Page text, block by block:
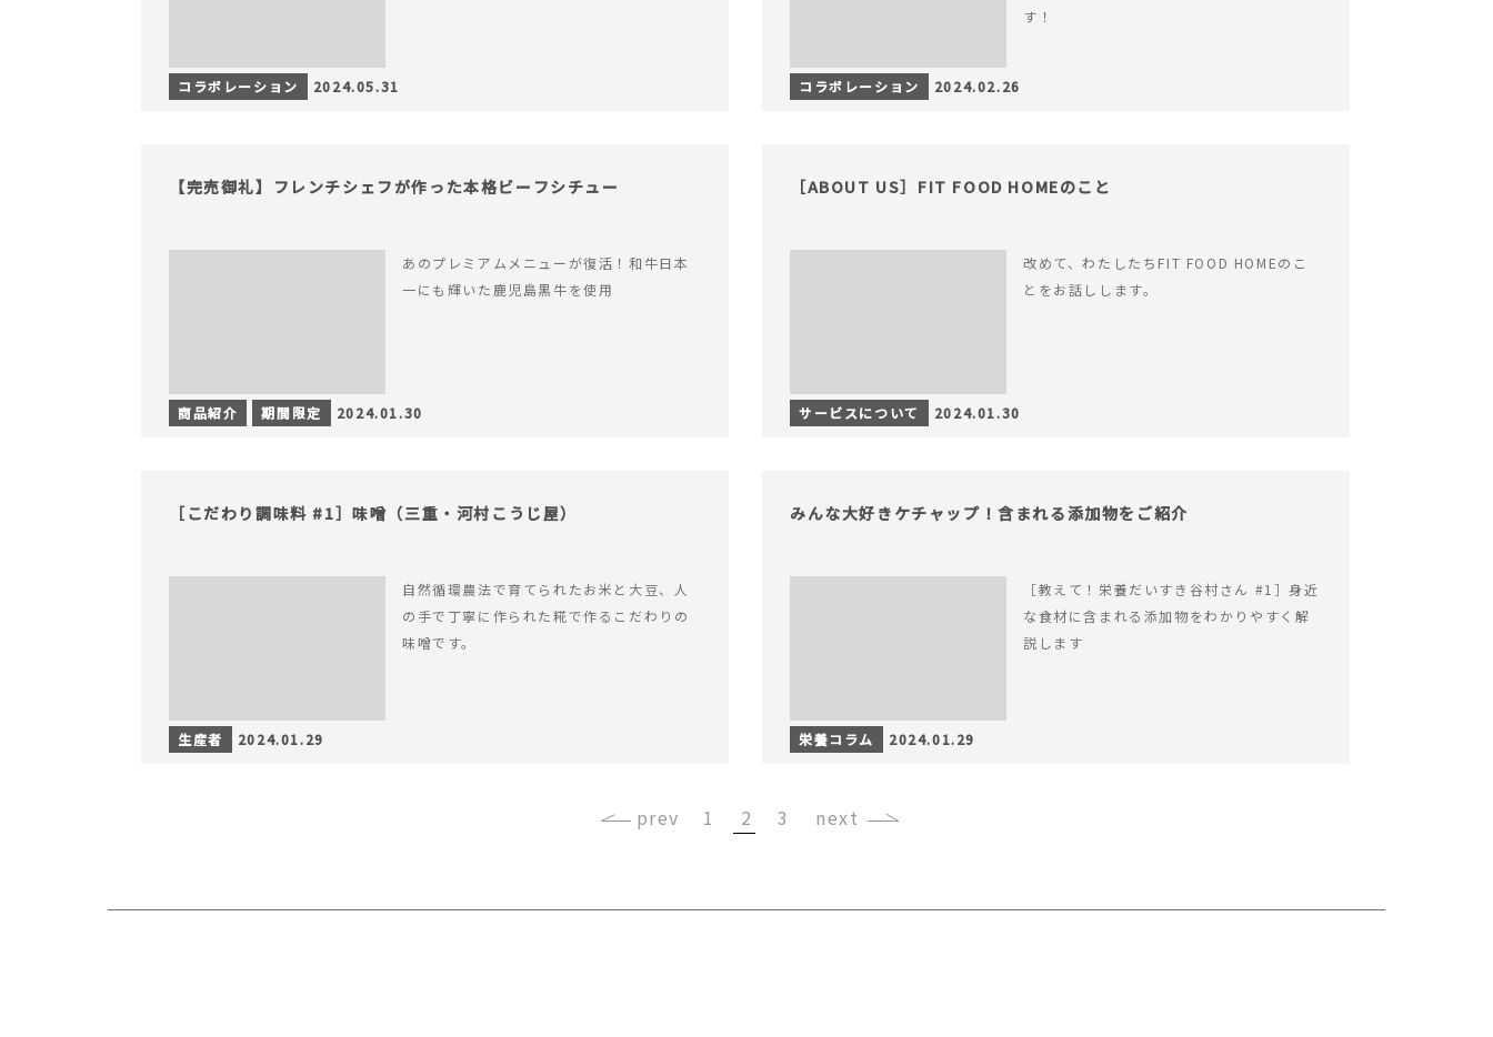
コラボレーション 2024.05.31
す！
コラボレーション 2024.02.26
【完売御礼】フレンチシェフが作った本格ビーフシチュー
あのプレミアムメニューが復活！和牛日本
一にも輝いた鹿児島黒牛を使用
商品紹介 期間限定 2024.01.30
［ABOUT US］FIT FOOD HOMEのこと
改めて、わたしたちFIT FOOD HOMEのこ
とをお話しします。
サービスについて 2024.01.30
［こだわり調味料 #1］味噌（三重・河村こうじ屋）
自然循環農法で育てられたお米と大豆、人
の手で丁寧に作られた糀で作るこだわりの
味噌です。
生産者 2024.01.29
みんな大好きケチャップ！含まれる添加物をご紹介
［教えて！栄養だいすき谷村さん #1］身近
な食材に含まれる添加物をわかりやすく解
説します
栄養コラム 2024.01.29
‹ 1 2 3 ›